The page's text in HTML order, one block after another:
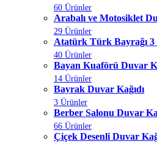
60 Ürünler
Arabalı ve Motosiklet
29 Ürünler
Atatürk Türk Bayrağı 3
40 Ürünler
Bayan Kuaförü Duvar
14 Ürünler
Bayrak Duvar Kağıdı
3 Ürünler
Berber Salonu Duvar
66 Ürünler
Çiçek Desenli Duvar